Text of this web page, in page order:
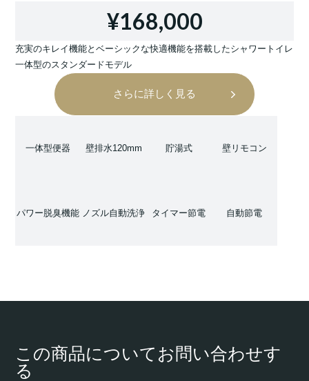
¥168,000
充実のキレイ機能とベーシックな快適機能を搭載したシャワートイレ
一体型のスタンダードモデル
さらに詳しく見る
一体型便器 壁排水120mm 貯湯式 壁リモコン
パワー脱臭機能 ノズル自動洗浄 タイマー節電 自動節電
この商品についてお問い合わせす
る